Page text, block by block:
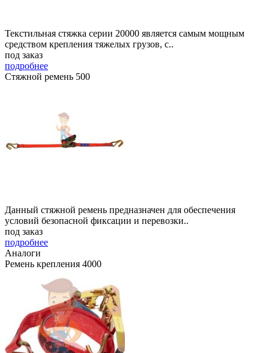
Текстильная стяжка серии 20000 является самым мощным
средством крепления тяжелых грузов, с..
под заказ
подробнее
Стяжной ремень 500
Данный стяжной ремень предназначен для обеспечения
условий безопасной фиксации и перевозки..
под заказ
подробнее
Аналоги
Ремень крепления 4000